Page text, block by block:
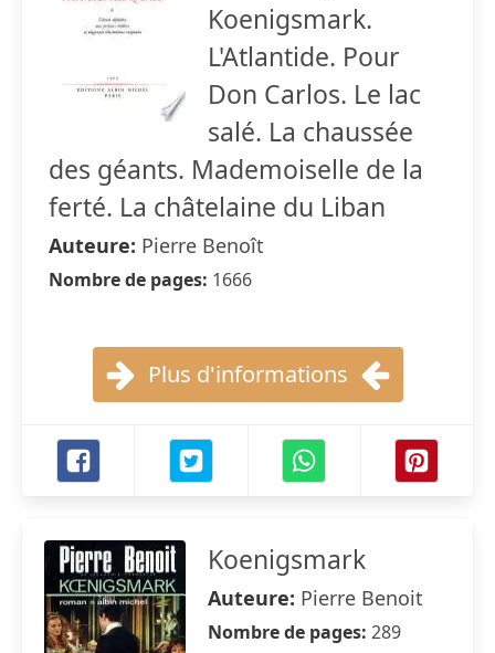
Koenigsmark.
L'Atlantide. Pour
Don Carlos. Le lac
salé. La chaussée
des géants. Mademoiselle de la
ferté. La châtelaine du Liban
Auteure: Pierre Benoît
Nombre de pages: 1666
Plus d'informations
Koenigsmark
Auteure: Pierre Benoit
Nombre de pages: 289